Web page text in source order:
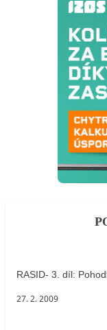
RASID- 3. díl:
27. 2. 2009